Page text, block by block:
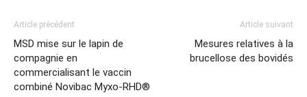
Article précédent
MSD mise sur le lapin de
compagnie en
commercialisant le vaccin
combiné Novibac Myxo-RHD®
Article suivant
Mesures relatives à la
brucellose des bovidés